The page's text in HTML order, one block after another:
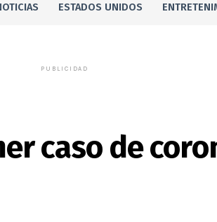
ESTADOS UNIDOS
PUBLICIDAD
caso de